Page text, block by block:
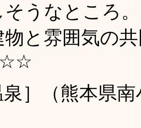
そうなところ
物と雰囲気の
泉］（熊本県